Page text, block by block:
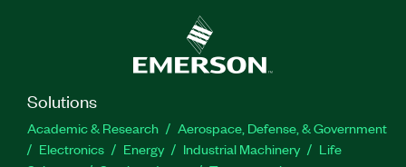
Solutions
Academic & Research
Aerospace, Defense, & Government
Electronics
Energy Industrial Machinery
Life